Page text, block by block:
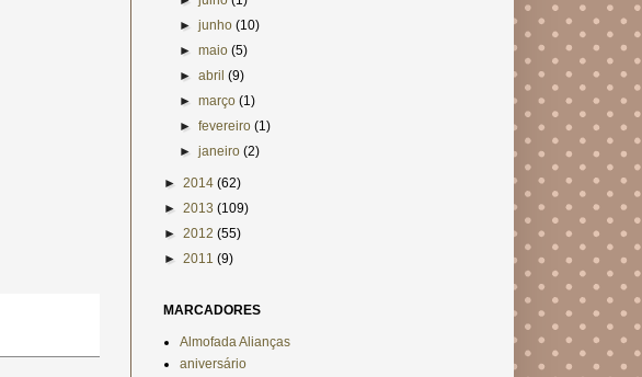
►junho(10)
►maio(5)
►abril(9)
►março(1)
►fevereiro(1)
►janeiro(2)
► 2014 (62)
► 2013 (109)
► 2012 (55)
► 2011 (9)
MARCADORES
Almofada Alianças
aniversário